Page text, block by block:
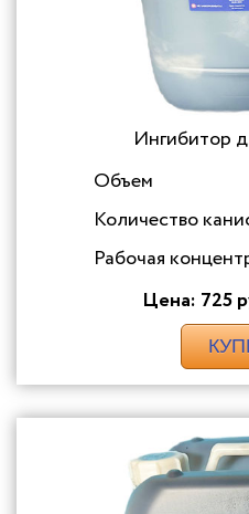
Ингибитор
Объем
Количество
Рабочая
Цена: 725